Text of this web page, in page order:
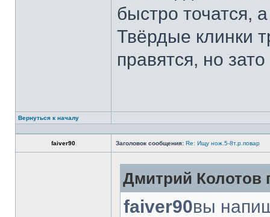
быстро точатся,
Твёрдые клинки
правятся, но
Вернуться к началу
faiver90 Заголовок сообщения: Re: Ищу нож.5-8т.р.повар
Дмитрий Колотов
faiver90вы